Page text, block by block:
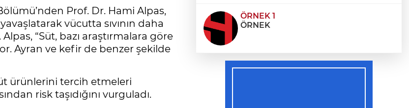
Prof. Dr. Hami Alpas,
vücutta sıvının daha
“Süt, bazı araştırmalara göre
Ayran ve kefir de benzer şekilde
ürünlerini tercih etmeleri
risk taşıdığını vurguladı.
ÖRNEK 1
ÖRNEK